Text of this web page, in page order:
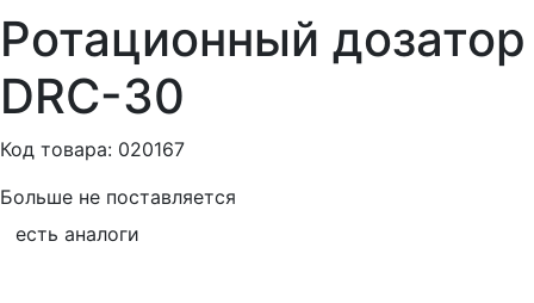
Ротационный дозатор
DRC-30
Код товара: 020167
Больше не поставляется
есть аналоги